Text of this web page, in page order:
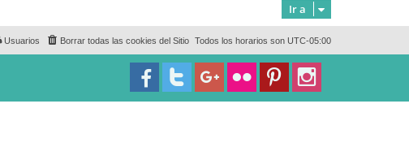
Ir a
Todos los horarios son UTC-05:00
Borrar todas las cookies del Sitio
Usuarios